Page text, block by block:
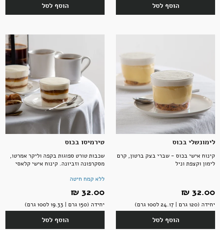
הוסף לסל הוסף לסל
לימונשלי בכוס
קינוח אישי בכוס - שברי בצק ברטון, קרם
לימון וקצפת וניל
32.00 ‏₪
יחידה (120 גרם | 24.17 ל100 גרם)
הוסף לסל
טירמיסו בכוס
שכבות טורט ספוגות בקפה וליקר אמרטו,
מסקרפונה וזביונה. קינוח אישי קלאסי
ללא קמח חיטה
32.00 ‏₪
יחידה (150 גרם | 19.33 ל100 גרם)
הוסף לסל